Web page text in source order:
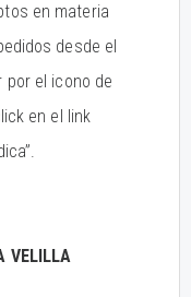
en materia
desde el
por el icono de
en el link
VELILLA